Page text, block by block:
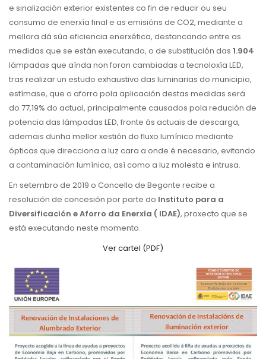
e sinalización exterior existentes co fin de reducir ou seu
consumo de enerxía final e as emisións de CO2, mediante a
mellora dá súa eficiencia enerxética, destancando entre as
medidas que se están executando, o de substitución das 1.904
lámpadas que aínda non foron cambiadas a tecnoloxía LED,
tras realizar un estudo exhaustivo das luminarias do municipio,
estímase, que o aforro pola aplicación destas medidas será
do 77,19% do actual, principalmente causados pola redución de
potencia das lámpadas LED, fronte ás actuais de descarga,
ademais dunha mellor xestión do fluxo lumínico mediante
ópticas que direcciona a luz cara a onde é necesario, evitando
a contaminación lumínica, así como a luz molesta e intrusa.
En setembro de 2019 o Concello de Begonte recibe a
resolución de concesión por parte do Instituto para a
Diversificación e Aforro da Enerxía ( IDAE), proxecto que se
está executando neste momento.
Ver cartel (PDF)